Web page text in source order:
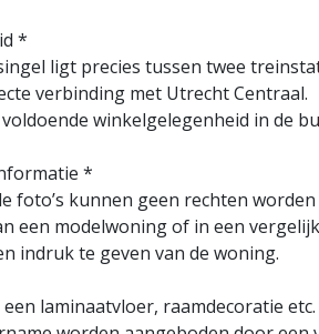
*
ligt precies tussen twee
verbinding met Utrecht Centraal.
winkelgelegenheid in de
*
foto’s kunnen geen rechten
een modelwoning of in een
indruk te geven van de woning.
een laminaatvloer, raamdecoratie